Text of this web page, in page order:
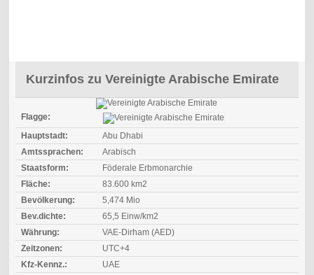
Kurzinfos zu Vereinigte Arabische Emirate
Flagge:
Hauptstadt:
Abu Dhabi
Amtssprachen:
Arabisch
Staatsform:
Föderale Erbmonarchie
Fläche:
83.600 km2
Bevölkerung:
5,474 Mio
Bev.dichte:
65,5 Einw/km2
Währung:
VAE-Dirham (AED)
Zeitzonen:
UTC+4
Kfz-Kennz.:
UAE